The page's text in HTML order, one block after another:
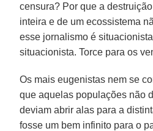
censura? Por que a
inteira e de um ecossistema
esse jornalismo é
situacionista. Torce para os
Os mais eugenistas nem se
que aquelas populações não
deviam abrir alas para a
fosse um bem infinito para o